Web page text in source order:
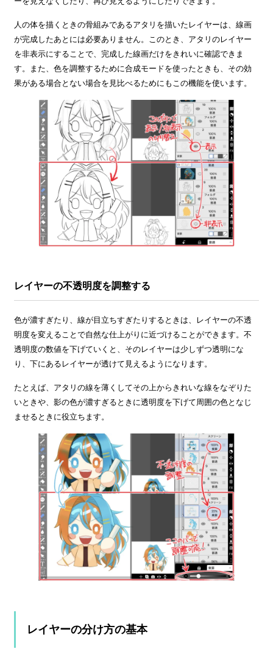
人の体を描くときの骨組みであるアタリを描いたレイヤーは、線画
が完成したあとには必要ありません。このとき、アタリのレイヤー
を非表示にすることで、完成した線画だけをきれいに確認できま
す。また、色を調整するために合成モードを使ったときも、その効
果がある場合とない場合を見比べるためにもこの機能を使います。
レイヤーの不透明度を調整する
色が濃すぎたり、線が目立ちすぎたりするときは、レイヤーの不透
明度を変えることで自然な仕上がりに近づけることができます。不
透明度の数値を下げていくと、そのレイヤーは少しずつ透明にな
り、下にあるレイヤーが透けて見えるようになります。
たとえば、アタリの線を薄くしてその上からきれいな線をなぞりた
いときや、影の色が濃すぎるときに透明度を下げて周囲の色となじ
ませるときに役立ちます。
レイヤーの分け方の基本